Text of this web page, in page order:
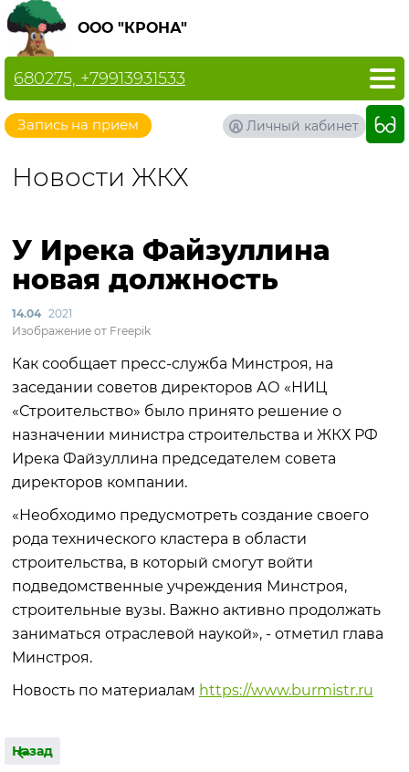
ООО "КРОНА"
Запись на прием
680275, +79913931533
Личный кабинет
Новости ЖКХ
У Ирека Файзуллина
новая должность
14.04 2021
Изображение от Freepik
Как сообщает пресс-служба Минстроя, на
заседании советов директоров АО «НИЦ
«Строительство» было принято решение о
назначении министра строительства и ЖКХ РФ
Ирека Файзуллина председателем совета
директоров компании.
«Необходимо предусмотреть создание своего
рода технического кластера в области
строительства, в который смогут войти
подведомственные учреждения Минстроя,
строительные вузы. Важно активно продолжать
заниматься отраслевой наукой», - отметил глава
Минстроя.
Новость по материалам https://www.burmistr.ru
Назад